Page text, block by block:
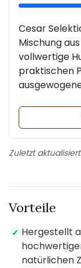
Cesar
Mischung
vollwertige
praktischen
Zuletzt
Vorteile
✓ Hergestellt
natürlichen